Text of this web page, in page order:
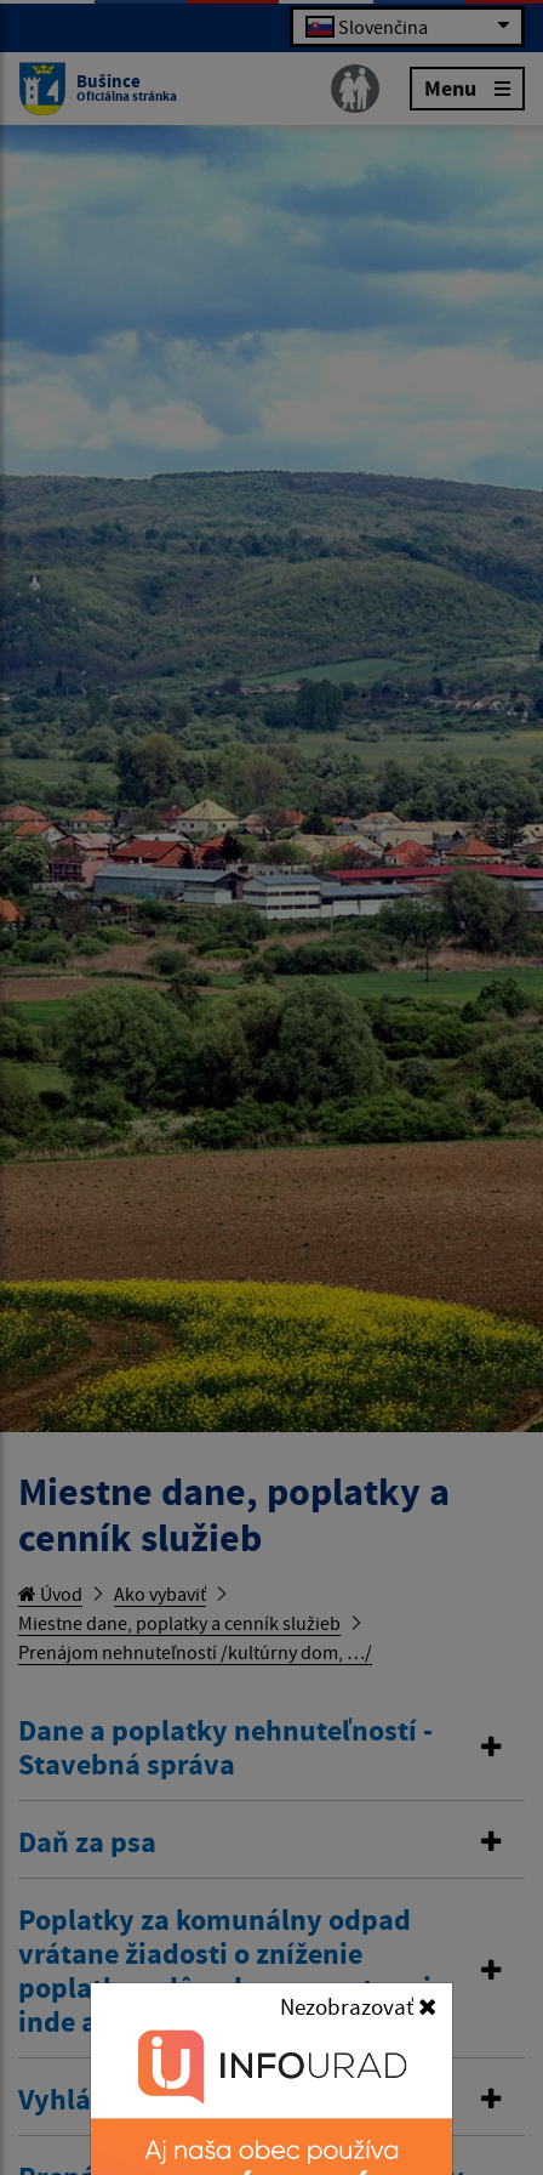
Nezobrazovať
Slovenčina
Bušince
Oficiálna stránka Menu
Miestne dane, poplatky a
cenník služieb
Úvod
Ako vybaviť
Miestne dane, poplatky a cenník služieb
Prenájom nehnuteľností /kultúrny dom, …/
Dane a poplatky nehnuteľností -
Stavebná správa
Daň za psa
Poplatky za komunálny odpad
vrátane žiadosti o zníženie
poplatku z dôvodov zamestnania
inde a tiež zťp atď.
Vyhlásenie v miestnom rozhlase